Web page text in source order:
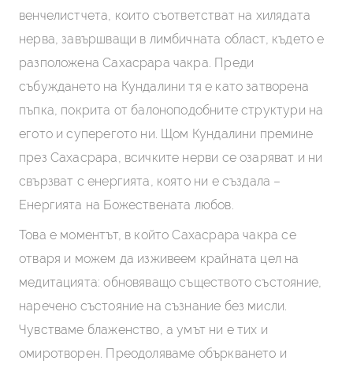
венчелистчета, които съответстват на хилядата
нерва, завършващи в лимбичната област, където е
разположена Сахасрара чакра. Преди
събуждането на Кундалини тя е като затворена
пъпка, покрита от балоноподобните структури на
егото и суперегото ни. Щом Кундалини премине
през Сахасрара, всичките нерви се озаряват и ни
свързват с енергията, която ни е създала –
Енергията на Божествената любов.
Това е моментът, в който Сахасрара чакра се
отваря и можем да изживеем крайната цел на
медитацията: обновяващо съществото състояние,
наречено състояние на съзнание без мисли.
Чувстваме блаженство, а умът ни е тих и
омиротворен. Преодоляваме объркването и